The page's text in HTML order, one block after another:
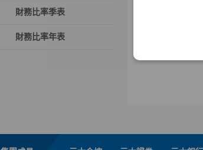
財務比率季表
財務比率年表